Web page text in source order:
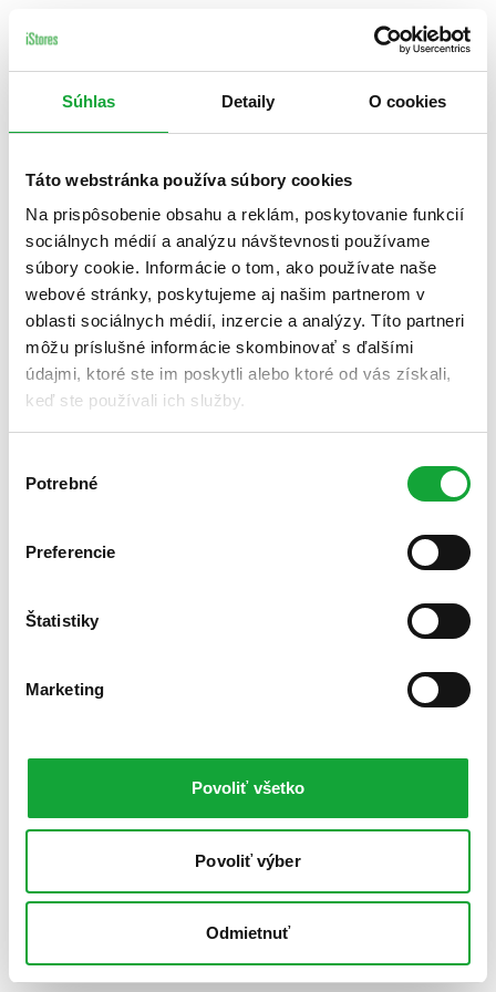
Súhlas Detaily O cookies
Táto webstránka používa súbory cookies
Na prispôsobenie obsahu a reklám, poskytovanie funkcií
sociálnych médií a analýzu návštevnosti používame
súbory cookie. Informácie o tom, ako používate naše
webové stránky, poskytujeme aj našim partnerom v
oblasti sociálnych médií, inzercie a analýzy. Títo partneri
môžu príslušné informácie skombinovať s ďalšími
údajmi, ktoré ste im poskytli alebo ktoré od vás získali,
keď ste používali ich služby.
súhlasu
Potrebné
Preferencie
Štatistiky
Marketing
Povoliť všetko
Povoliť výber
Odmietnuť